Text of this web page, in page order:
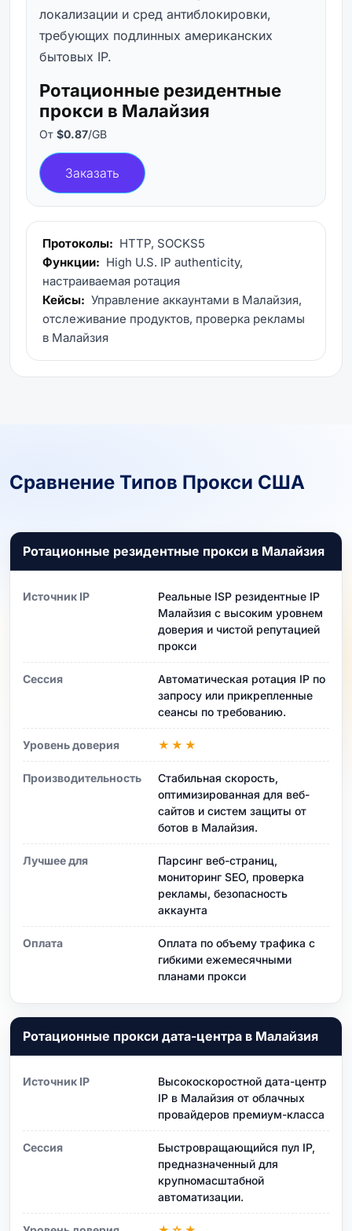
локализации и сред антиблокировки,
требующих подлинных американских
бытовых IP.
Ротационные резидентные
прокси в Малайзия
От $0.87/GB
Заказать
Протоколы: HTTP, SOCKS5
Функции: High U.S. IP authenticity,
настраиваемая ротация
Кейсы: Управление аккаунтами в Малайзия,
отслеживание продуктов, проверка рекламы
в Малайзия
Сравнение Типов Прокси США
Ротационные резидентные прокси в Малайзия
Источник IP
Реальные ISP резидентные IP
Малайзия с высоким уровнем
доверия и чистой репутацией
прокси
Сессия
Автоматическая ротация IP по
запросу или прикрепленные
сеансы по требованию.
Уровень доверия ★★★
Производительность
Стабильная скорость,
оптимизированная для веб-
сайтов и систем защиты от
ботов в Малайзия.
Лучшее для
Парсинг веб-страниц,
мониторинг SEO, проверка
рекламы, безопасность
аккаунта
Оплата
Оплата по объему трафика с
гибкими ежемесячными
планами прокси
Ротационные прокси дата-центра в Малайзия
Источник IP
Высокоскоростной дата-центр
IP в Малайзия от облачных
провайдеров премиум-класса
Сессия
Быстровращающийся пул IP,
предназначенный для
крупномасштабной
автоматизации.